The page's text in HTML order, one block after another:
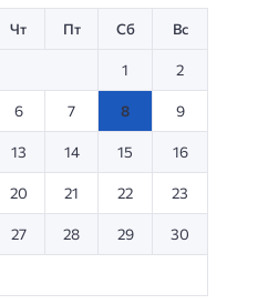
Чт Пт Сб Вс
1 2
6 7 8 9
13 14 15 16
20 21 22 23
27 28 29 30